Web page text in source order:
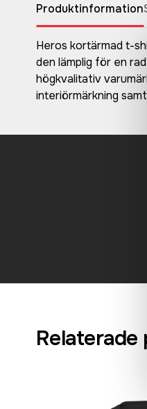
Produktinformation
Heros kortärmad t-
den lämplig för en
högkvalitativ
interiörmärkning
Relaterade